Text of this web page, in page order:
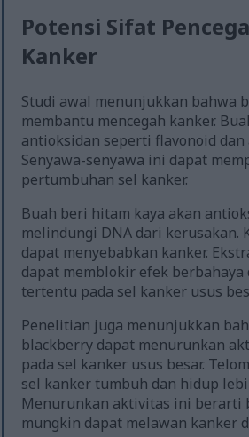
Potensi Sifat
Kanker
Studi awal menunjukkan bahwa
membantu mencegah kanker.
antioksidan seperti flavonoid dan
Senyawa-senyawa ini dapat
pertumbuhan sel kanker.
Buah beri hitam kaya akan
melindungi DNA dari kerusakan.
dapat menyebabkan kanker.
dapat memblokir efek
tertentu pada sel kanker usus
Penelitian juga menunjukkan
blackberry dapat menurunkan
pada sel kanker usus besar.
sel kanker tumbuh dan hidup
Menurunkan aktivitas ini berarti
mungkin dapat melawan kanker